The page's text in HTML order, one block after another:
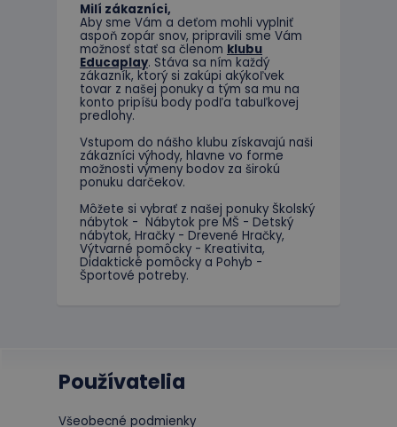
Milí zákazníci,
Aby sme Vám a deťom mohli vyplniť
aspoň zopár snov, pripravili sme Vám
možnosť stať sa členom klubu
Educaplay. Stáva sa ním každý
zákazník, ktorý si zakúpi akýkoľvek
tovar z našej ponuky a tým sa mu na
konto pripíšu body podľa tabuľkovej
predlohy.
Vstupom do nášho klubu získavajú naši
zákazníci výhody, hlavne vo forme
možnosti výmeny bodov za širokú
ponuku darčekov.
Môžete si vybrať z našej ponuky Školský
nábytok - Nábytok pre MŠ - Detský
nábytok, Hračky - Drevené Hračky,
Výtvarné pomôcky - Kreativita,
Didaktické pomôcky a Pohyb -
Športové potreby.
Používatelia
Všeobecné podmienky
IDE